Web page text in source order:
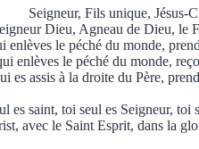
Seigneur, Fils unique, Jésus-
Dieu, Agneau de Dieu, le
enlèves le péché du monde,
enlèves le péché du monde,
es assis à la droite du Père,
es saint, toi seul es Seigneur, toi
avec le Saint Esprit, dans la